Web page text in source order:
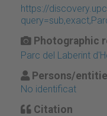
https://
Photographic
Parc del Laberint
Persons/
No identificat
Citation